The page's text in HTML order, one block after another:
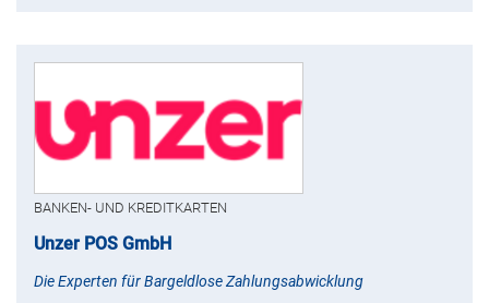
BANKEN- UND KREDITKARTEN
Unzer POS GmbH
Die Experten für Bargeldlose Zahlungsabwicklung